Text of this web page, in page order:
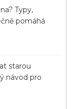
Typy,
pomáhá
starou
návod pro